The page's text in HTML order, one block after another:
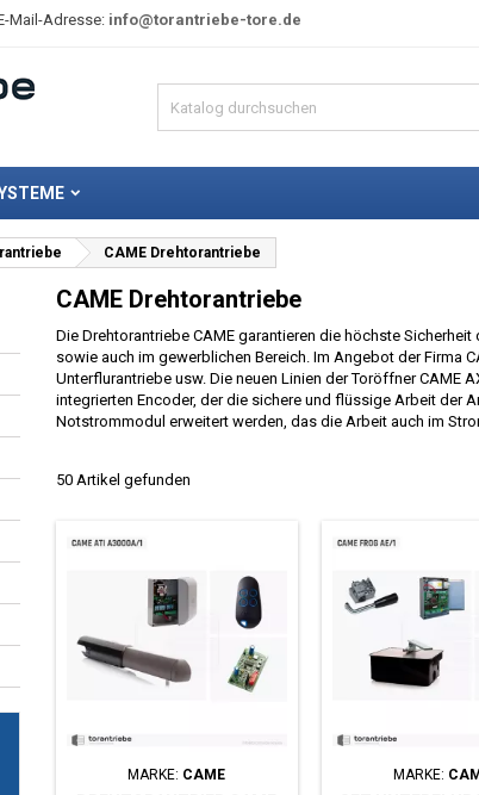
Mail-Adresse: info@torantriebe-tore.de
CAME Drehtorantriebe
CAME Drehtorantriebe
Die Drehtorantriebe CAME garantieren die höchste
sowie auch im gewerblichen Bereich. Im Angebot der Firma
Unterflurantriebe usw. Die neuen Linien der Toröffner CAME
integrierten Encoder, der die sichere und flüssige Arbeit der
Notstrommodul erweitert werden, das die Arbeit auch im
50 Artikel gefunden
MARKE: CAME MARKE: